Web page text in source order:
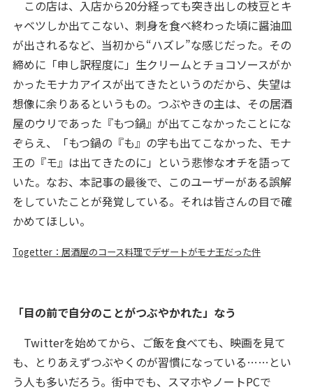
この店は、入店から20分経っても突き出しの枝豆とキ
ャベツしか出てこない、刺身を食べ終わった頃に醤油皿
が出されるなど、当初から“ハズレ”な感じだった。その
締めに「申し訳程度に」生クリームとチョコソースがか
かったモナカアイスが出てきたというのだから、失望は
想像に余りあるというもの。つぶやきの主は、その居酒
屋のウリであった『もつ鍋』が出てこなかったことにな
ぞらえ、「もつ鍋の『も』の字も出てこなかった、モナ
王の『モ』は出てきたのに」という悲惨なオチを語って
いた。なお、本記事の最後で、このユーザーがある誤解
をしていたことが発覚している。それは皆さんの目で確
かめてほしい。
Togetter：居酒屋のコース料理でデザートがモナ王だった件
「目の前で自分のことがつぶやかれた」なう
Twitterを始めてから、ご飯を食べても、映画を見て
も、とりあえずつぶやくのが習慣になっている……とい
う人も多いだろう。街中でも、スマホやノートPCで